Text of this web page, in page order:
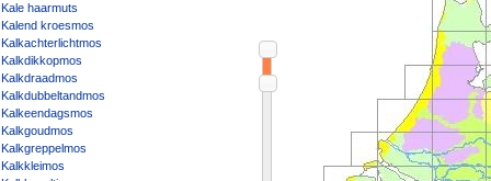
Kale haarmuts
Kalend kroesmos
Kalkachterlichtmos
Kalkdikkopmos
Kalkdraadmos
Kalkdubbeltandmos
Kalkeendagsmos
Kalkgoudmos
Kalkgreppelmos
Kalkkleimos